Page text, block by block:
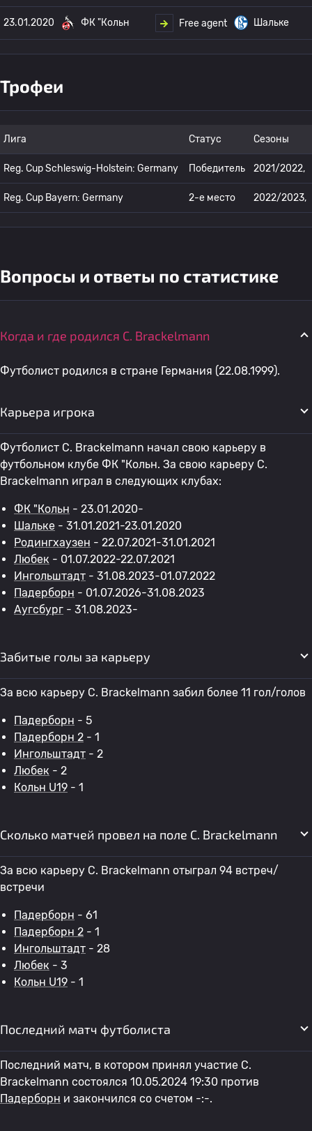
23.01.2020 ФК "Кольн Free agent Шальке
Трофеи
Лига Статус Сезоны
Reg. Cup Schleswig-Holstein: Germany Победитель 2021/2022,
Reg. Cup Bayern: Germany 2-е место 2022/2023,
Вопросы и ответы по статистике
Когда и где родился C. Brackelmann
Футболист родился в стране Германия (22.08.1999).
Карьера игрока
Футболист C. Brackelmann начал свою карьеру в
футбольном клубе ФК "Кольн. За свою карьеру C.
Brackelmann играл в следующих клубах:
ФК "Кольн - 23.01.2020-
Шальке - 31.01.2021-23.01.2020
Родингхаузен - 22.07.2021-31.01.2021
Любек - 01.07.2022-22.07.2021
Ингольштадт - 31.08.2023-01.07.2022
Падерборн - 01.07.2026-31.08.2023
Аугсбург - 31.08.2023-
Забитые голы за карьеру
За всю карьеру C. Brackelmann забил более 11 гол/голов
Падерборн - 5
Падерборн 2 - 1
Ингольштадт - 2
Любек - 2
Кольн U19 - 1
Сколько матчей провел на поле C. Brackelmann
За всю карьеру C. Brackelmann отыграл 94 встреч/
встречи
Падерборн - 61
Падерборн 2 - 1
Ингольштадт - 28
Любек - 3
Кольн U19 - 1
Последний матч футболиста
Последний матч, в котором принял участие C.
Brackelmann состоялся 10.05.2024 19:30 против
Падерборн и закончился со счетом -:-.